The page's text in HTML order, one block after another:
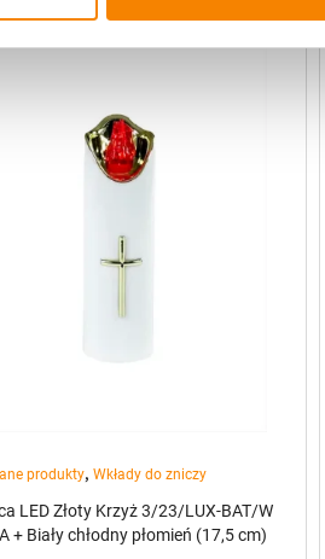
produkty, Wkłady do zniczy
LED Złoty Krzyż 3/23/LUX-BAT/W
+ Biały chłodny płomień (17,5 cm)